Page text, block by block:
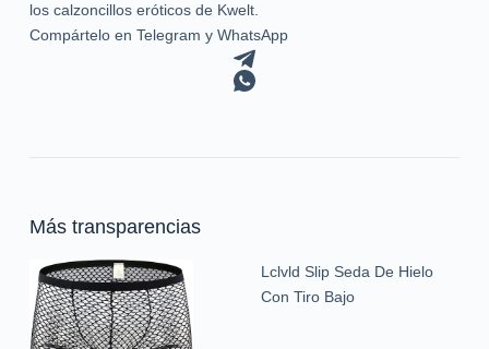
los calzoncillos eróticos de Kwelt.
Compártelo en Telegram y WhatsApp
Más transparencias
Lclvld Slip Seda De Hielo
Con Tiro Bajo